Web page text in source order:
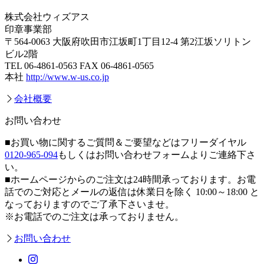
株式会社ウィズアス
印章事業部
〒564-0063 大阪府吹田市江坂町1丁目12-4 第2江坂ソリトン
ビル2階
TEL 06-4861-0563 FAX 06-4861-0565
本社 http://www.w-us.co.jp
会社概要
お問い合わせ
■お買い物に関するご質問＆ご要望などはフリーダイヤル
0120-965-094もしくはお問い合わせフォームよりご連絡下さ
い。
■ホームページからのご注文は24時間承っております。お電
話でのご対応とメールの返信は休業日を除く 10:00～18:00 と
なっておりますのでご了承下さいませ。
※お電話でのご注文は承っておりません。
お問い合わせ